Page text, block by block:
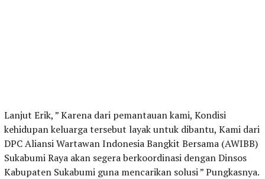
Lanjut Erik, ” Karena dari pemantauan kami, Kondisi
kehidupan keluarga tersebut layak untuk dibantu, Kami dari
DPC Aliansi Wartawan Indonesia Bangkit Bersama (AWIBB)
Sukabumi Raya akan segera berkoordinasi dengan Dinsos
Kabupaten Sukabumi guna mencarikan solusi ” Pungkasnya.